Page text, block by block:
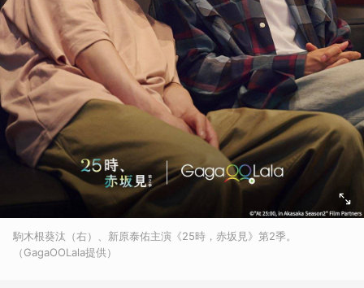
駒木根葵汰（右）、新原泰佑主演《25時，赤坂見》第2季。
（GagaOOLala提供）